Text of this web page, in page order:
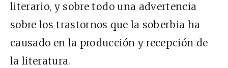
literario, y sobre todo una advertencia
sobre los trastornos que la soberbia ha
causado en la producción y recepción de
la literatura.